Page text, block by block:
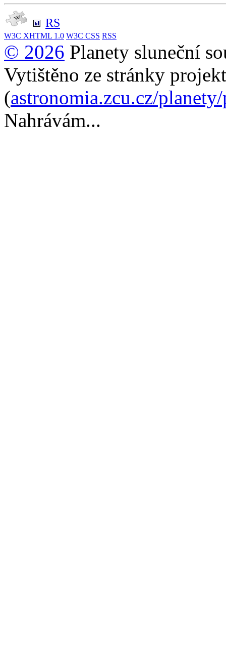
RS
W3C XHTML 1.0 W3C CSS RSS
© 2026 Planety sluneční
Vytištěno ze stránky
(astronomia.zcu.cz/
Nahrávám...